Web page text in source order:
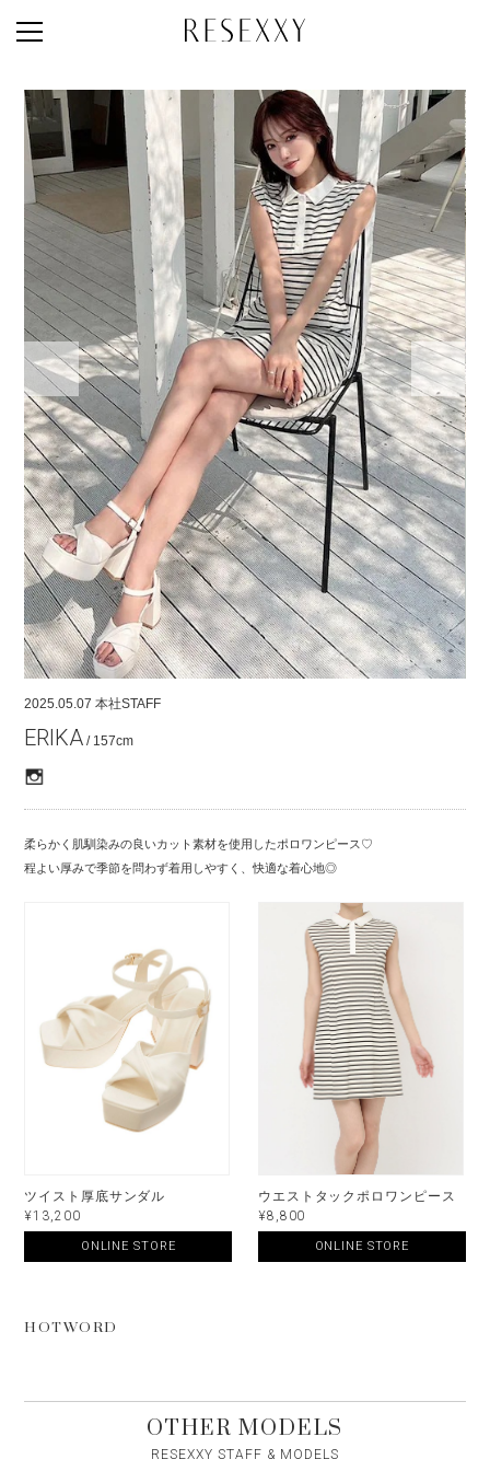
STAFF STYLE
2025.05.07 本社STAFF
ERIKA / 157cm
柔らかく肌馴染みの良いカット素材を使用したポロワンピース♡
程よい厚みで季節を問わず着用しやすく、快適な着心地◎
ツイスト厚底サンダル
¥13,200
ONLINE STORE
ウエストタックポロワンピース
¥8,800
ONLINE STORE
HOTWORD
OTHER MODELS
RESEXXY STAFF & MODELS
NEWS
MAGAZINE
LOOK BOOK
NEW ARRIVAL
RANKING
STYLE PHOTO
ACCOUNT
SHOP LIST
CONCEPT
ONLINE STORE
COMPANY
CONTACT
RECRUIT
FOR BUSINESS PARTNER